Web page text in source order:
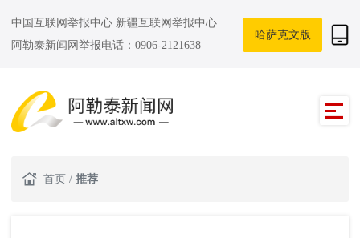
中国互联网举报中心 新疆互联网举报中心
阿勒泰新闻网举报电话：0906-2121638
哈萨克文版
首页 / 推荐